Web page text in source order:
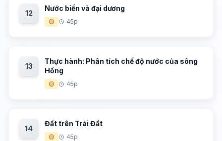
12
Nước biển và đại dương
🟡 45p
13
Thực hành: Phân tích chế độ nước của sông
Hồng
🟡 45p
14
Đất trên Trái Đất
🟡 45p